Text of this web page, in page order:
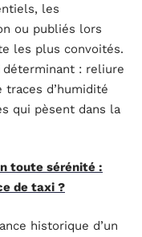
les
ou publiés lors
les plus convoités.
déterminant : reliure
traces d’humidité
qui pèsent dans la
toute sérénité :
de taxi ?
historique d’un